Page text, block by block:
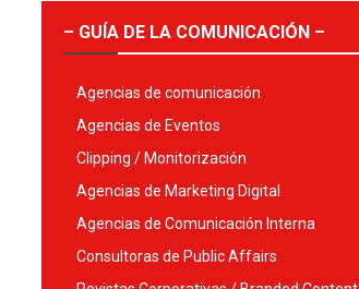
– GUÍA DE LA COMUNICACIÓN –
Agencias de comunicación
Agencias de Eventos
Clipping / Monitorización
Agencias de Marketing Digital
Agencias de Comunicación Interna
Consultoras de Public Affairs